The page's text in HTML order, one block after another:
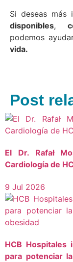
Si deseas más
disponibles,
podemos
vida.
Post
El Dr. Rafał
Cardiología de
9 Jul 2026
HCB Hospitales
para potenciar